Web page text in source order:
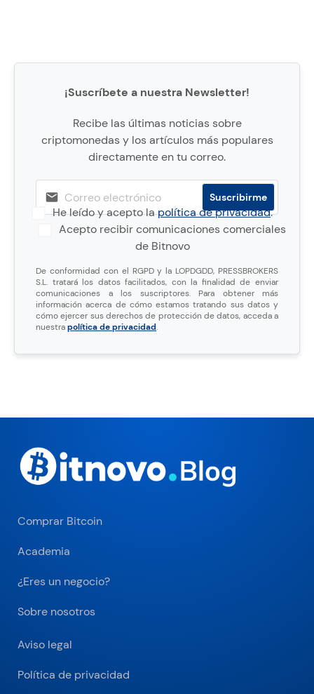
¡Suscríbete a nuestra Newsletter!
Recibe las últimas noticias sobre
criptomonedas y los artículos más populares
directamente en tu correo.
He leído y acepto lapolítica de privacidad.
Acepto recibir comunicaciones comerciales
de Bitnovo
De conformidad con el RGPD y la LOPDGDD, PRESSBROKERS
S.L. tratará los datos facilitados, con la finalidad de enviar
comunicaciones a los suscriptores. Para obtener más
información acerca de cómo estamos tratando sus datos y
cómo ejercer sus derechos de protección de datos, acceda a
nuestrapolítica de privacidad.
Comprar Bitcoin
Academia
¿Eres un negocio?
Sobre nosotros
Aviso legal
Política de privacidad